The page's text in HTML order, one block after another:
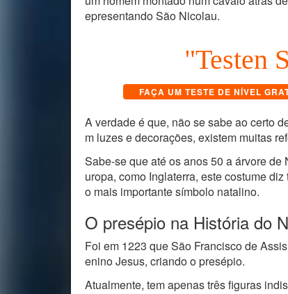
epresentando São Nicolau.
"Testen
FAÇA UM TESTE DE NÍVEL
A verdade é que, não se sabe ao certo
m luzes e decorações, existem muitas
Sabe-se que até os anos 50 a árvore
uropa, como Inglaterra, este costume
o mais importante símbolo natalino.
O presépio na História do
Foi em 1223 que São Francisco de
enino Jesus, criando o presépio.
Atualmente, tem apenas três figuras